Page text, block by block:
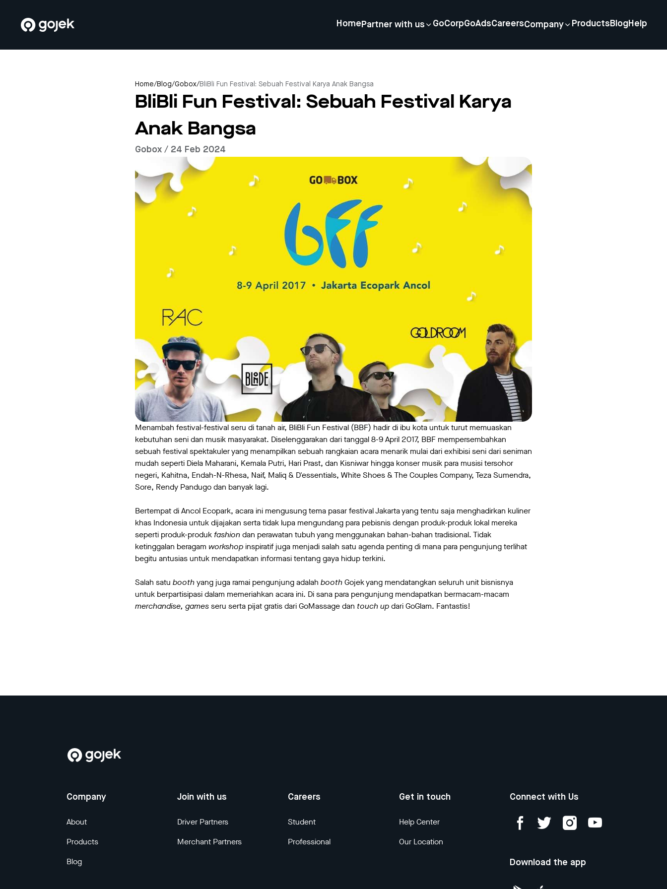
Home Partner with us GoCorpGoAdsCareersCompany Products Blog Help
Home/Blog/Gobox/BliBli Fun Festival: Sebuah Festival Karya Anak Bangsa
BliBli Fun Festival: Sebuah Festival Karya
Anak Bangsa
Gobox / 24 Feb 2024
Menambah festival-festival seru di tanah air, BliBli Fun Festival (BBF) hadir di ibu kota untuk turut memuaskan
kebutuhan seni dan musik masyarakat. Diselenggarakan dari tanggal 8-9 April 2017, BBF mempersembahkan
sebuah festival spektakuler yang menampilkan sebuah rangkaian acara menarik mulai dari exhibisi seni dari seniman
mudah seperti Diela Maharani, Kemala Putri, Hari Prast, dan Kisniwar hingga konser musik para musisi tersohor
negeri, Kahitna, Endah-N-Rhesa, Naif, Maliq & D'essentials, White Shoes & The Couples Company, Teza Sumendra,
Sore, Rendy Pandugo dan banyak lagi.
Bertempat di Ancol Ecopark, acara ini mengusung tema pasar festival Jakarta yang tentu saja menghadirkan kuliner
khas Indonesia untuk dijajakan serta tidak lupa mengundang para pebisnis dengan produk-produk lokal mereka
seperti produk-produk fashiondan perawatan tubuh yang menggunakan bahan-bahan tradisional. Tidak
ketinggalan beragam workshop inspiratif juga menjadi salah satu agenda penting di mana para pengunjung terlihat
begitu antusias untuk mendapatkan informasi tentang gaya hidup terkini.
Salah satu boothyang juga ramai pengunjung adalah boothGojek yang mendatangkan seluruh unit bisnisnya
untuk berpartisipasi dalam memeriahkan acara ini. Di sana para pengunjung mendapatkan bermacam-macam
merchandise, gamesseru serta pijat gratis dari GoMassage dan touch updari GoGlam. Fantastis!
Company
About
Products
Blog
Join with us
Driver Partners
Merchant Partners
Careers
Student
Professional
Get in touch
Help Center
Our Location
Connect with Us
Download the app